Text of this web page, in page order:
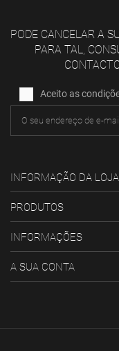
PODE CANCELAR A
PARA TAL,
Aceito as
INFORMAÇÃO DA LOJA
PRODUTOS
INFORMAÇÕES
A SUA CONTA